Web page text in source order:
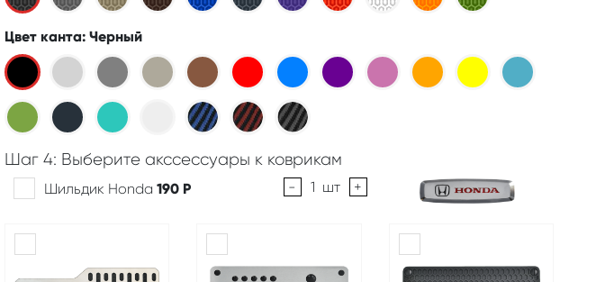
Цвет канта: Черный
Шаг 4: Выберите акссессуары к коврикам
Шильдик Honda 190 Р - 1 шт +